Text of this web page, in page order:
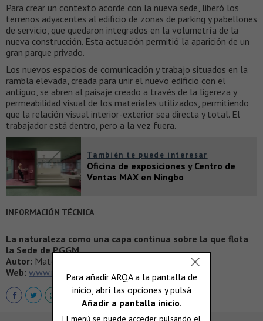
Para crear un contexto acorde con la nueva sede, liberó los
terrenos adyacentes al edificio de zonas de parking y pabellones
de servicio, que quedaron integrados en la volumetría de la
nueva construcción. Esta actuación permitió la aparición de un
gran parque privado.
Los nuevos espacios de comunicación y trabajo situados en la
rambla elevada, creada para unir el nuevo edificio con el
antiguo, se abren al paisaje creado a través de la ligereza y
permeabilidad visual de los materiales utilizados, permitiendo
que la relación visual interior-exterior sea directa y total. El
trabajador está dentro, pero a la vez fuera.
También te puede interesar
Oficina de exposiciones y Centro de
Ventas MAX en Ningbo
INFORMACIÓN TÉCNICA
La naturaleza como una capa continua sobre la que flota
la Sede de PGGM
Autor: Mateo Arquitectura
Web: www.mateo-arquitectura.com